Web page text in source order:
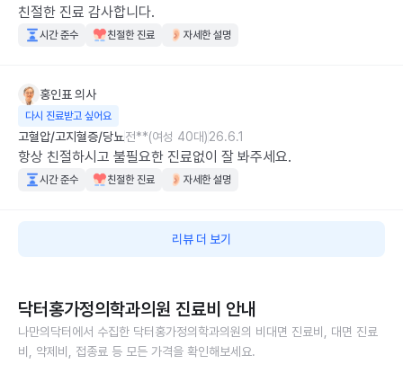
친절한 진료 감사합니다.
시간 준수 친절한 진료 자세한 설명
홍인표 의사
다시 진료받고 싶어요
고혈압/고지혈증/당뇨전**(여성 40대)26.6.1
항상 친절하시고 불필요한 진료없이 잘 봐주세요.
시간 준수 친절한 진료 자세한 설명
리뷰 더 보기
닥터홍가정의학과의원 진료비 안내
나만의닥터에서 수집한 닥터홍가정의학과의원의 비대면 진료비, 대면 진료
비, 약제비, 접종료 등 모든 가격을 확인해보세요.